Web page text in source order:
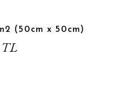
(50cm x 50cm)